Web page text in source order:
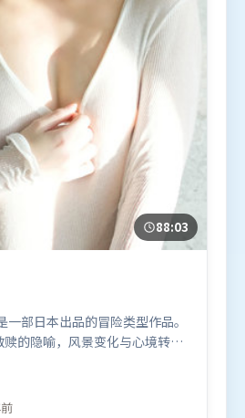
88:03
部日本出品的冒险类型作品。
的隐喻，风景变化与心境转折
重新组合，既致敬经典也尝试
导，基里安·墨菲、秦海璐、
演。影片于2021年7月12日